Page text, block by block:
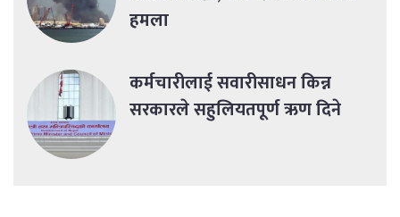
हमला
कर्मचारीलाई सवारीसाधन किन्न
सरकारले सहुलियतपूर्ण ऋण दिने